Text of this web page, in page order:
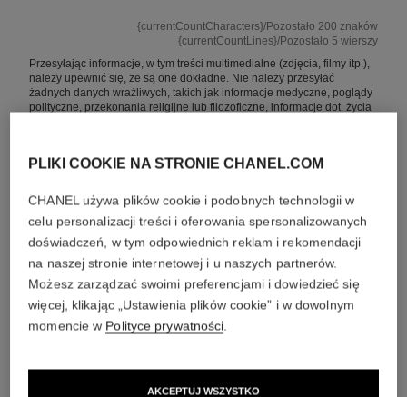
{currentCountCharacters}/Pozostało 200 znaków
{currentCountLines}/Pozostało 5 wierszy
Przesyłając informacje, w tym treści multimedialne (zdjęcia, filmy itp.),
należy upewnić się, że są one dokładne. Nie należy przesyłać
żadnych danych wrażliwych, takich jak informacje medyczne, poglądy
polityczne, przekonania religijne lub filozoficzne, informacje dot. życia
danych.
Chanel wykorzysta Twoje dane osobowe wyłącznie w tym
celu, aby udzielić odpowiedzi na Twoje zapytanie. Zapoznaj
się z nasząpolityką prywatności, aby uzyskać dodatkowe
informacje na temat, w jaki sposób CHANEL przetwarza
Twoje dane osobowe
PLIKI COOKIE NA STRONIE CHANEL.COM
CHANEL używa plików cookie i podobnych technologii w
celu personalizacji treści i oferowania spersonalizowanych
doświadczeń, w tym odpowiednich reklam i rekomendacji
na naszej stronie internetowej i u naszych partnerów.
Możesz zarządzać swoimi preferencjami i dowiedzieć się
więcej, klikając „Ustawienia plików cookie” i w dowolnym
momencie w Polityce prywatności
AKCEPTUJ WSZYSTKO